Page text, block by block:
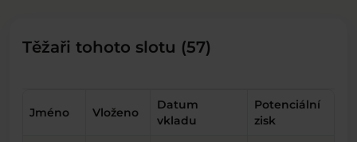
Těžaři tohoto slotu (57)
Jméno Vloženo
Datum
vkladu
Potenciální
zisk